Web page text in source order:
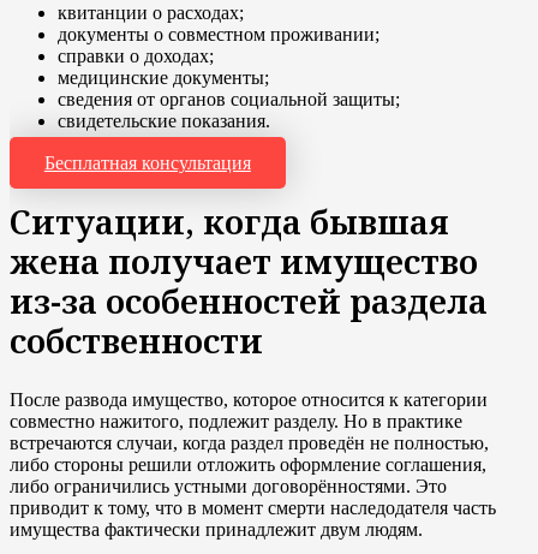
квитанции о расходах;
документы о совместном проживании;
справки о доходах;
медицинские документы;
сведения от органов социальной защиты;
свидетельские показания.
Бесплатная консультация
Ситуации, когда бывшая
жена получает имущество
из-за особенностей раздела
собственности
После развода имущество, которое относится к категории
совместно нажитого, подлежит разделу. Но в практике
встречаются случаи, когда раздел проведён не полностью,
либо стороны решили отложить оформление соглашения,
либо ограничились устными договорённостями. Это
приводит к тому, что в момент смерти наследодателя часть
имущества фактически принадлежит двум людям.